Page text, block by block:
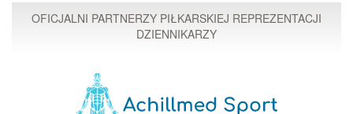
OFICJALNI PARTNERZY PIŁKARSKIEJ REPREZENTACJI
DZIENNIKARZY